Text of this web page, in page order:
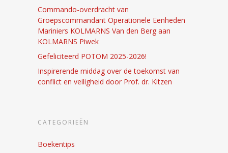
Commando-overdracht van
Groepscommandant Operationele Eenheden
Mariniers KOLMARNS Van den Berg aan
KOLMARNS Piwek
Gefeliciteerd POTOM 2025-2026!
Inspirerende middag over de toekomst van
conflict en veiligheid door Prof. dr. Kitzen
CATEGORIEËN
Boekentips